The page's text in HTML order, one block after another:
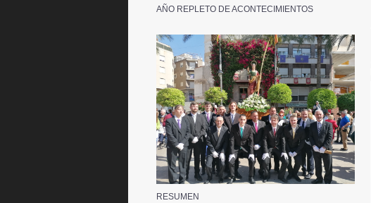
AÑO REPLETO DE ACONTECIMIENTOS
RESUMEN